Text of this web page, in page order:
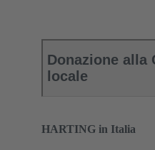
Donazione alla
locale
HARTING in Italia